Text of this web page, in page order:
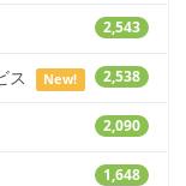
2,543
2,538
ス New!
2,090
1,648